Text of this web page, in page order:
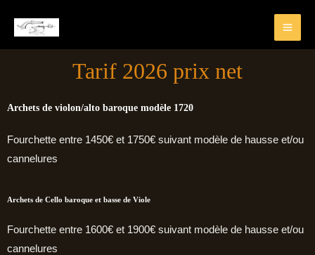
Tarif 2026 prix net
Archets de violon/alto baroque modèle 1720
Fourchette entre 1450€ et 1750€ suivant modèle de hausse et/ou
cannelures
Archets de Cello baroque et basse de Viole
Fourchette entre 1600€ et 1900€ suivant modèle de hausse et/ou
cannelures